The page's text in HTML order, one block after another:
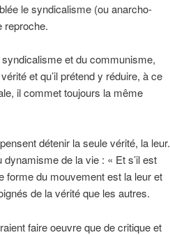
le syndicalisme (ou anarcho-
reproche.
et du communisme,
et qu’il prétend y réduire, à ce
il commet toujours la même
détenir la seule vérité, la leur.
de la vie : « Et s’il est
du mouvement est la leur et
de la vérité que les autres.
faire oeuvre que de critique et